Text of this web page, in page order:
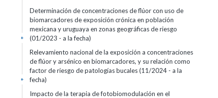
Determinación de concentraciones de flúor con uso de
biomarcadores de exposición crónica en población
mexicana y uruguaya en zonas geográficas de riesgo
(01/2023 - a la fecha)
+
Relevamiento nacional de la exposición a concentraciones
de flúor y arsénico en biomarcadores, y su relación como
factor de riesgo de patologías bucales (11/2024 - a la
fecha)
+
Impacto de la terapia de fotobiomodulación en el